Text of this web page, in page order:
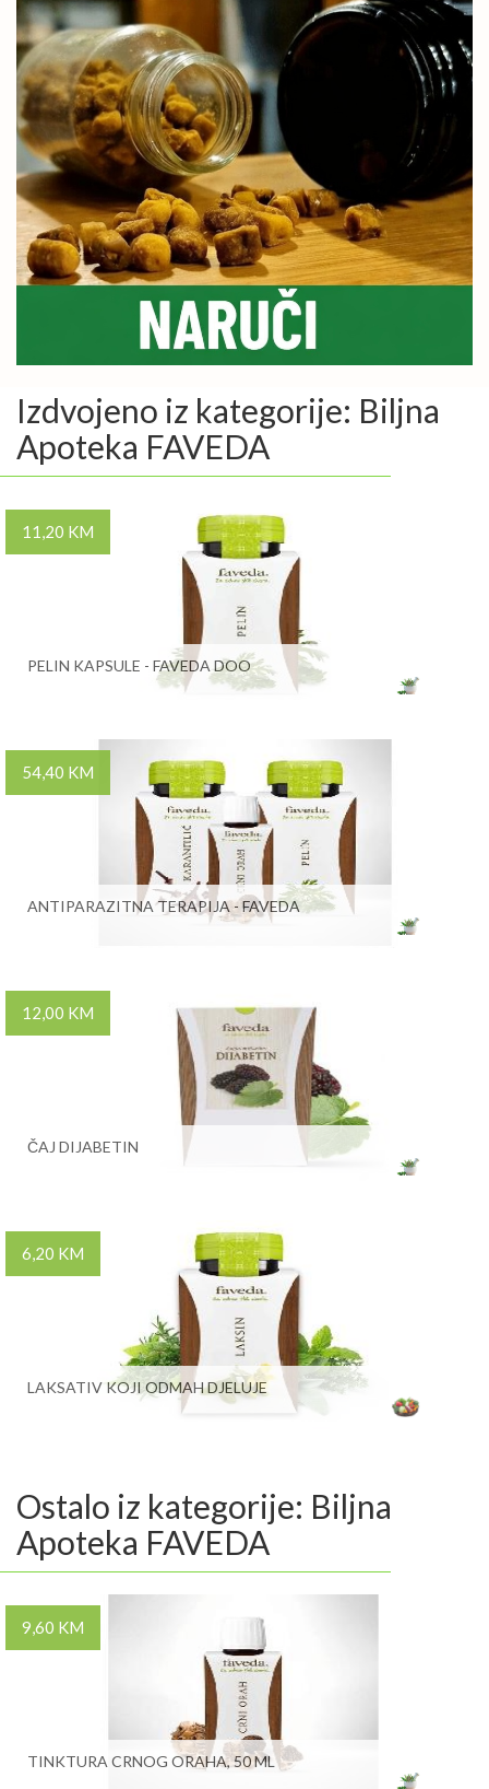
Izdvojeno iz kategorije: Biljna
Apoteka FAVEDA
11,20 KM
PELIN KAPSULE - FAVEDA DOO
54,40 KM
ANTIPARAZITNA TERAPIJA - FAVEDA
12,00 KM
ČAJ DIJABETIN
6,20 KM
LAKSATIV KOJI ODMAH DJELUJE
Ostalo iz kategorije: Biljna
Apoteka FAVEDA
9,60 KM
TINKTURA CRNOG ORAHA, 50 ML